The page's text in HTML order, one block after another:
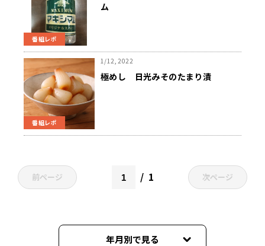
番組レポ
ム
番組レポ
1/12, 2022
極めし 日光みそのたまり漬
前ページ 1 次ページ
年月別で見る